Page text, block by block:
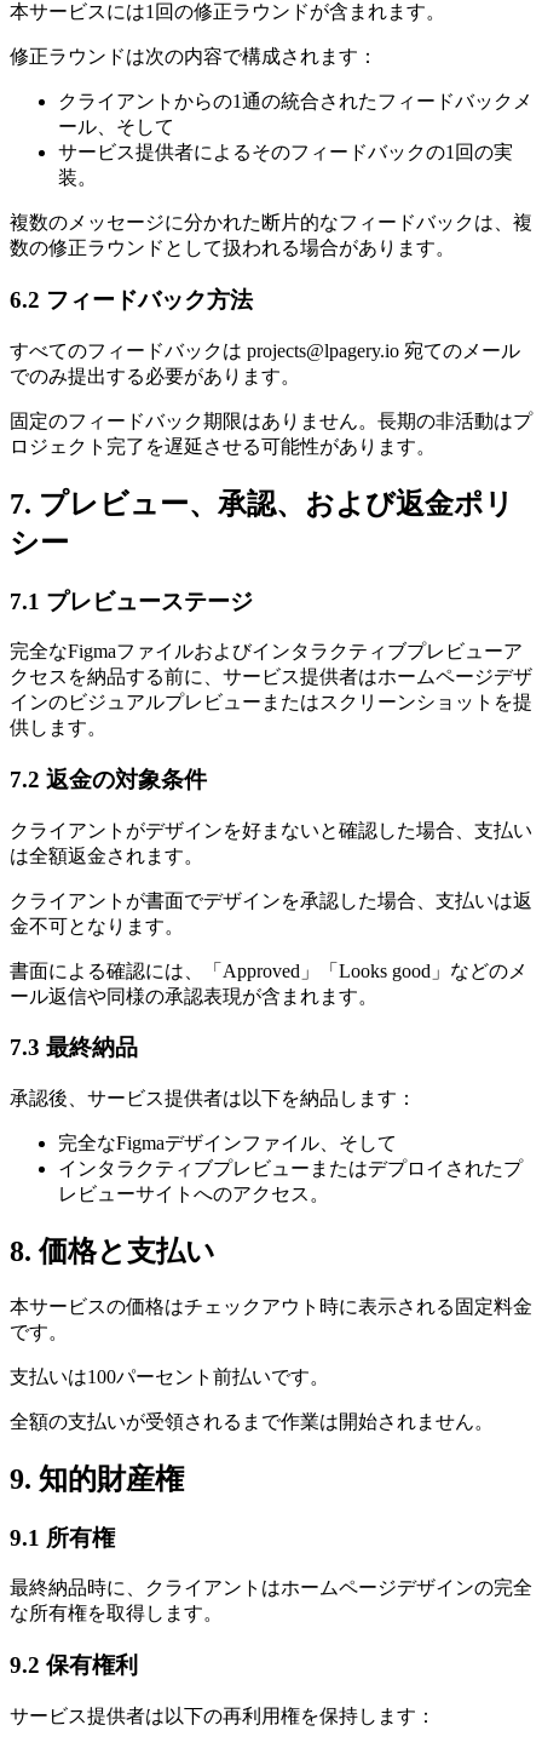
本サービスには1回の修正ラウンドが含まれます。
修正ラウンドは次の内容で構成されます：
クライアントからの1通の統合されたフィードバックメ
ール、そして
サービス提供者によるそのフィードバックの1回の実
装。
複数のメッセージに分かれた断片的なフィードバックは、複
数の修正ラウンドとして扱われる場合があります。
6.2 フィードバック方法
すべてのフィードバックは projects@lpagery.io 宛てのメール
でのみ提出する必要があります。
固定のフィードバック期限はありません。長期の非活動はプ
ロジェクト完了を遅延させる可能性があります。
7. プレビュー、承認、および返金ポリ
シー
7.1 プレビューステージ
完全なFigmaファイルおよびインタラクティブプレビューア
クセスを納品する前に、サービス提供者はホームページデザ
インのビジュアルプレビューまたはスクリーンショットを提
供します。
7.2 返金の対象条件
クライアントがデザインを好まないと確認した場合、支払い
は全額返金されます。
クライアントが書面でデザインを承認した場合、支払いは返
金不可となります。
書面による確認には、「Approved」「Looks good」などのメ
ール返信や同様の承認表現が含まれます。
7.3 最終納品
承認後、サービス提供者は以下を納品します：
完全なFigmaデザインファイル、そして
インタラクティブプレビューまたはデプロイされたプ
レビューサイトへのアクセス。
8. 価格と支払い
本サービスの価格はチェックアウト時に表示される固定料金
です。
支払いは100パーセント前払いです。
全額の支払いが受領されるまで作業は開始されません。
9. 知的財産権
9.1 所有権
最終納品時に、クライアントはホームページデザインの完全
な所有権を取得します。
9.2 保有権利
サービス提供者は以下の再利用権を保持します：